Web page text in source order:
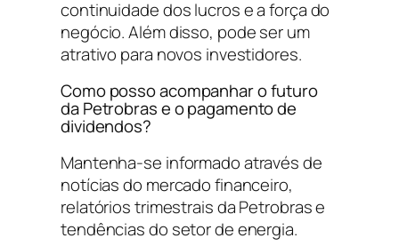
continuidade dos lucros e a força do
negócio. Além disso, pode ser um
atrativo para novos investidores.
Como posso acompanhar o futuro
da Petrobras e o pagamento de
dividendos?
Mantenha-se informado através de
notícias do mercado financeiro,
relatórios trimestrais da Petrobras e
tendências do setor de energia.